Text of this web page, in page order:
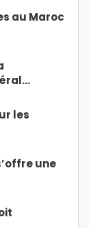
au Maroc
les
une